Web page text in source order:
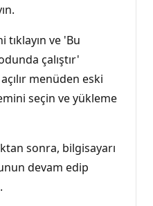
ve 'Bu
çalıştır'
menüden eski
seçin ve yükleme
sonra, bilgisayarı
devam edip